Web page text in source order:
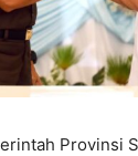
Provinsi